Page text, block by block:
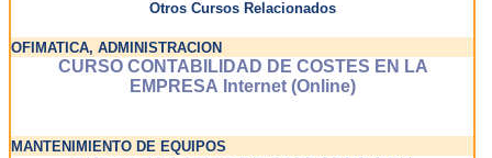
Otros Cursos Relacionados
OFIMATICA, ADMINISTRACION
CURSO CONTABILIDAD DE COSTES EN LA
EMPRESA Internet (Online)
MANTENIMIENTO DE EQUIPOS